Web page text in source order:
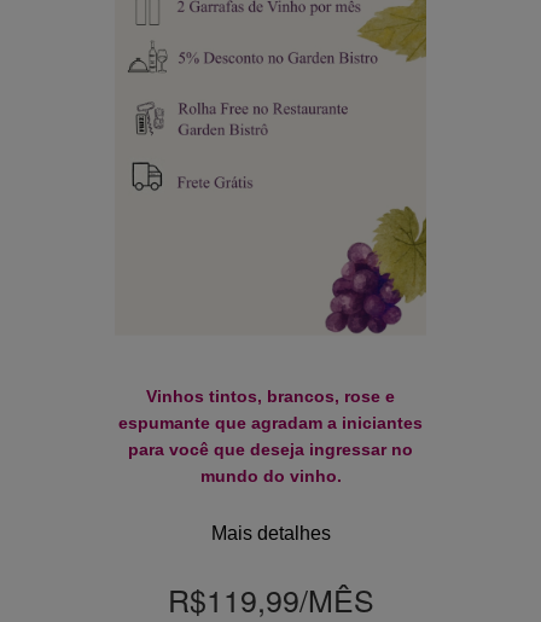
Vinhos tintos, brancos, rose e
espumante que agradam a iniciantes
para você que deseja ingressar no
mundo do vinho.
Mais detalhes
R$119,99/MÊS